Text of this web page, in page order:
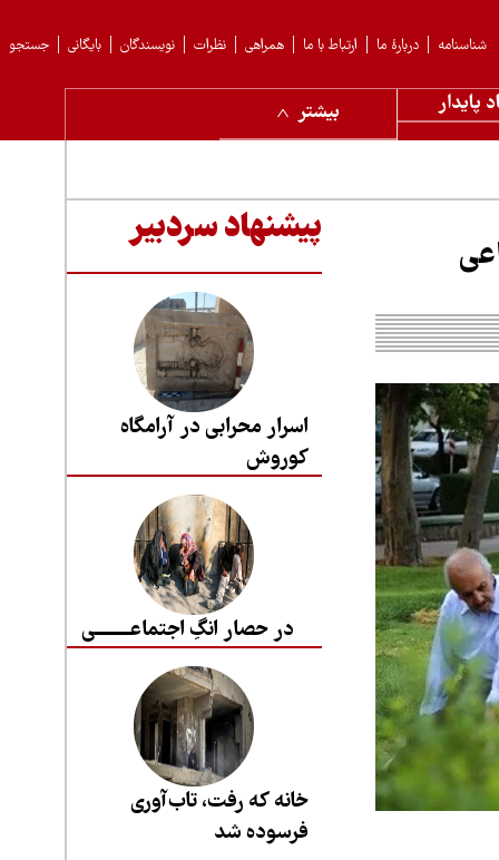
جستجو بایگانی نویسندگان نظرات همراهی ارتباط با ما دربارهٔ ما شناسنامه
پایدار بیشتر
پیشنهاد سردبیر
اسرار محرابی در آرامگاه
کوروش
در حصار انگِ اجتماعــــــــی
خانه که رفت، تاب‌آوری
فرسوده شد